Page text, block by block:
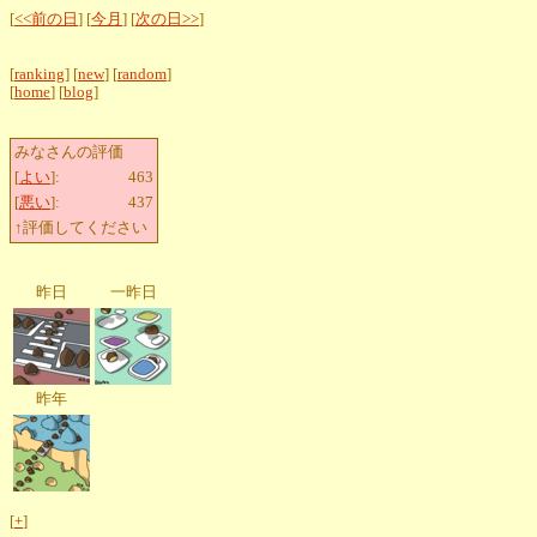
[<<前の日 ] [今月 ] [次の日>>]
[ranking] [new] [random]
[home] [blog]
みなさんの評価
[よい]:
463
[悪い]:
437
↑評価してください
昨日 一昨日
昨年
[+]